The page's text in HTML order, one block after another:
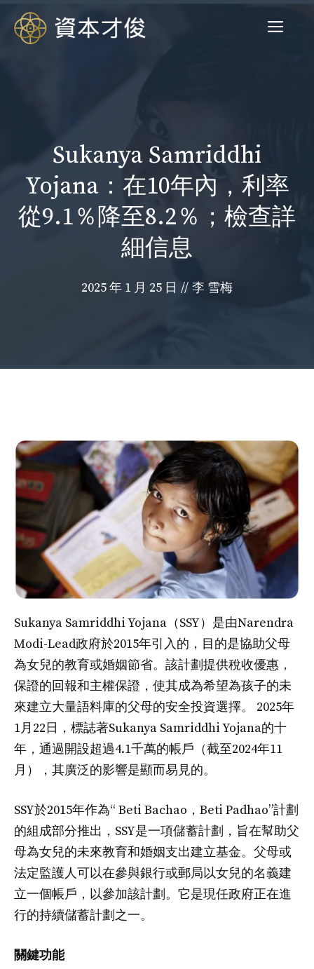
菜
Sukanya Samriddhi
Yojana：在10年內，利率
從9.1％降至8.2％；檢查詳
細信息
2025 年 1 月 25 日 // 李 雪梅
Sukanya Samriddhi Yojana（SSY）是由Narendra
Modi-Lead政府於2015年引入的，目的是協助父母
為女兒的教育或婚姻節省。該計劃提供稅收優惠，
保證的回報和主權保證，使其成為希望為孩子的未
來建立大量語料庫的父母的安全投資選擇。 2025年
1月22日，標誌著Sukanya Samriddhi Yojana的十
年，通過開設超過4.1千萬的帳戶（截至2024年11
月），其廣泛的影響是顯而易見的。
SSY於2015年作為“ Beti Bachao，Beti Padhao”計劃
的組成部分推出，SSY是一項儲蓄計劃，旨在幫助父
母為女兒的未來教育和婚姻支出建立基金。父母或
法定監護人可以在參與銀行或郵局以女兒的名義建
立一個帳戶，以參加該計劃。它是現任政府正在進
行的持續儲蓄計劃之一。
關鍵功能